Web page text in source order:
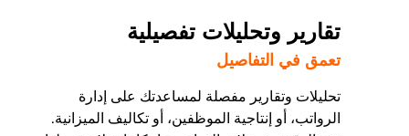
تقارير وتحليلات تفصيلية
تعمق في التفاصيل
تحليلات وتقارير مفصلة لمساعدتك على إدارة
الرواتب، أو إنتاجية الموظفين، أو تكاليف الميزانية.